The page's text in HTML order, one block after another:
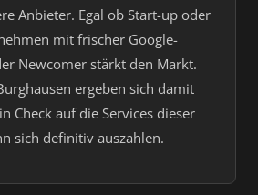
Anbieter. Egal ob Start-up oder
mit frischer Google-
Newcomer stärkt den Markt.
ergeben sich damit
Check auf die Services dieser
sich definitiv auszahlen.